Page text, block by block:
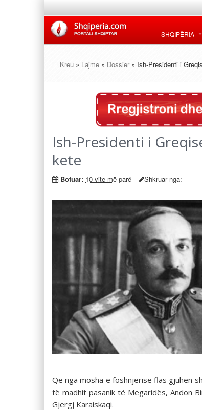
SHQIPËRIA
Kreu » Lajme » Dossier » Ish-Presidenti i
Ish-Presidenti i
kete
Botuar: 10 vite më parë Shkruar nga:
Që nga mosha e foshnjërisë flas gjuhën
të madhit pasanik të Megaridës, Andon
Gjergj Karaiskaqi.